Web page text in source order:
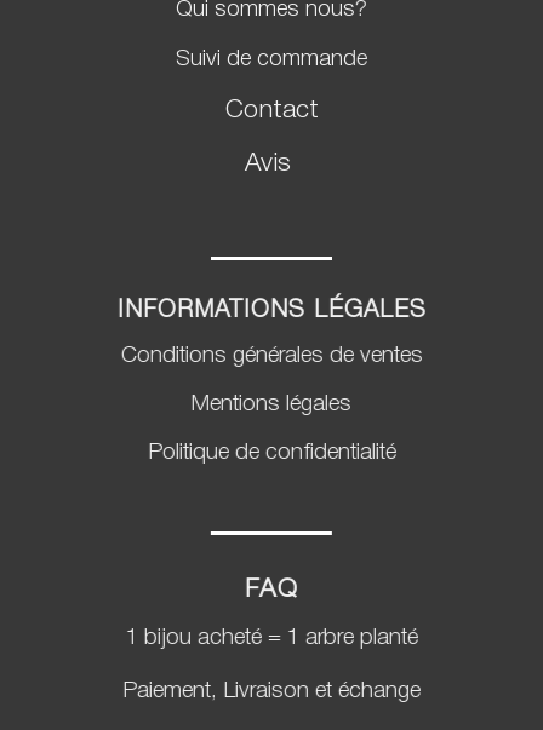
Qui sommes nous?
Suivi de commande
Contact
Avis
INFORMATIONS LÉGALES
Conditions générales de ventes
Mentions légales
Politique de confidentialité
FAQ
1 bijou acheté = 1 arbre planté
Paiement, Livraison et échange